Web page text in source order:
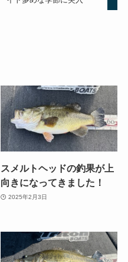
スメルトヘッドの釣果が上
向きになってきました！
2025年2月3日